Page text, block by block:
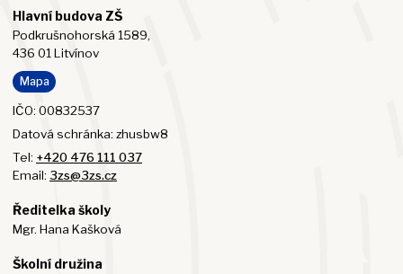
Hlavní budova ZŠ
Podkrušnohorská 1589,
436 01 Litvínov
Mapa
IČO: 00832537
Datová schránka: zhusbw8
Tel: +420 476 111 037
Email: 3zs@3zs.cz
Ředitelka školy
Mgr. Hana Kašková
Školní družina